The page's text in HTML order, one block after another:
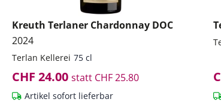
Kreuth Terlaner Chardonnay DOC
2024
Terlan Kellerei 75 cl
CHF 24.00 statt CHF 25.80
Artikel sofort lieferbar